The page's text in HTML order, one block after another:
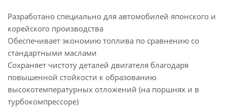
Разработано специально для автомобилей японского и
корейского производства
Обеспечивает экономию топлива по сравнению со
стандартными маслами
Сохраняет чистоту деталей двигателя благодаря
повышенной стойкости к образованию
высокотемпературных отложений (на поршнях и в
турбокомпрессоре)